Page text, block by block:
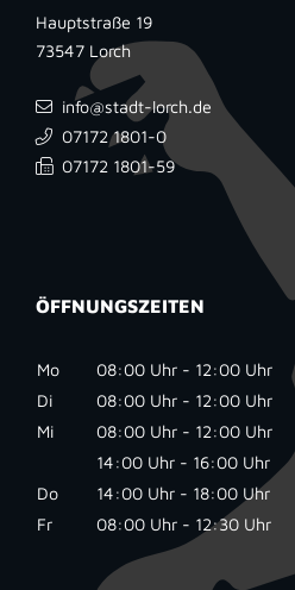
Hauptstraße 19
73547 Lorch
info@stadt-lorch.de
07172 1801-0
07172 1801-59
ÖFFNUNGSZEITEN
Mo
08:00 Uhr - 12:00 Uhr
Di
08:00 Uhr - 12:00 Uhr
Mi
08:00 Uhr - 12:00 Uhr
14:00 Uhr - 16:00 Uhr
Do
14:00 Uhr - 18:00 Uhr
Fr
08:00 Uhr - 12:30 Uhr